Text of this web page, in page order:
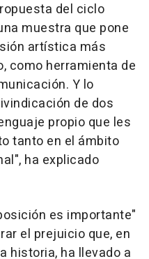
del ciclo
muestra que pone
artística más
como herramienta de
Y lo
de dos
propio que les
tanto en el ámbito
ha explicado
es importante"
el prejuicio que, en
historia, ha llevado a